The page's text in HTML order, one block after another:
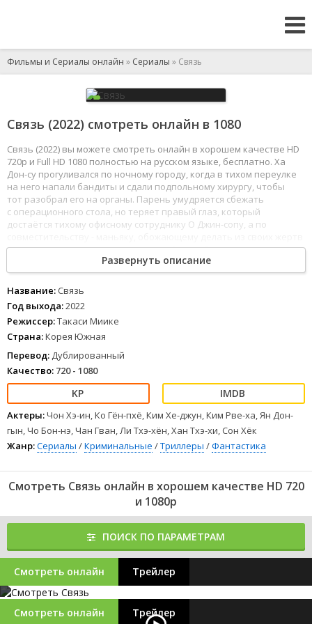
Фильмы и Сериалы онлайн » Сериалы » Связь
Связь (2022) смотреть онлайн в 1080
Связь (2022) вы можете смотреть онлайн в хорошем качестве HD
720p и Full HD 1080 полностью на русском языке, бесплатно. Ха
Дон-су прогуливался по ночному городу, когда в тихом переулке
на него напали бандиты и сдали подпольному хирургу, чтобы
тот разобрал его на органы. Парень умудряется сбежать
с операционного стола, но теряет правый глаз, который
достаётся тихому офисному сотруднику О Джин-сопу, а по
скульптуры и выставлять их на всеобщее обозрение. Пока
криминальные элементы разыскивают сбежавшего «пациента»,
полиция пытается вычислить серийного убийцу, а девушка Чхве
И-ран собирает информацию о загадочной городской легенде,
1 23 45 678
Развернуть описание
Название: Связь
Год выхода:2022
Режиссер:Такаси Миике
Страна:Корея Южная
Перевод: Дублированный
Качество: 720 - 1080
Актеры:Чон Хэ-ин, Ко Гён-пхё, Ким Хе-джун, Ким Рве-ха, Ян Дон-
гын, Чо Бон-нэ, Чан Гван, Ли Тхэ-хён, Хан Тхэ-хи, Сон Хёк
Жанр:Сериалы /Криминальные /Триллеры /Фантастика
Смотреть Связь онлайн в хорошем качестве HD 720
и 1080p
ПОИСК ПО ПАРАМЕТРАМ
Смотреть онлайн Трейлер
Смотреть онлайн Трейлер